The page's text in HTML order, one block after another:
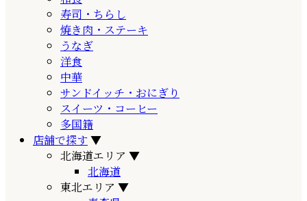
寿司・ちらし
焼き肉・ステーキ
うなぎ
洋食
中華
サンドイッチ・おにぎり
スイーツ・コーヒー
多国籍
店舗で探す▼
北海道エリア ▼
北海道
東北エリア ▼